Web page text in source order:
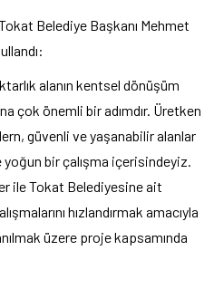
Belediye Başkanı Mehmet
ık alanın kentsel dönüşüm
çok önemli bir adımdır. Üretken
güvenli ve yaşanabilir alanlar
yoğun birçalışma içerisindeyiz.
ile Tokat Belediyesine ait
ışmalarını hızlandırmak amacıyla
üzere proje kapsamında